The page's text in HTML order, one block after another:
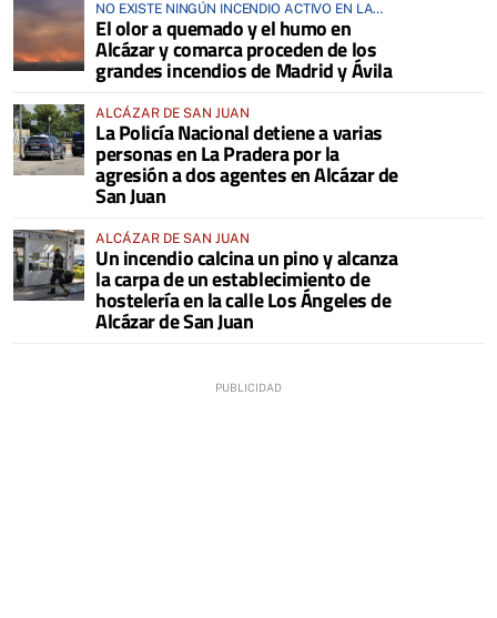
NO EXISTE NINGÚN INCENDIO ACTIVO EN LA
COMARCA
El olor a quemado y el humo en
Alcázar y comarca proceden de los
grandes incendios de Madrid y Ávila
ALCÁZAR DE SAN JUAN
La Policía Nacional detiene a varias
personas en La Pradera por la
agresión a dos agentes en Alcázar de
San Juan
ALCÁZAR DE SAN JUAN
Un incendio calcina un pino y alcanza
la carpa de un establecimiento de
hostelería en la calle Los Ángeles de
Alcázar de San Juan